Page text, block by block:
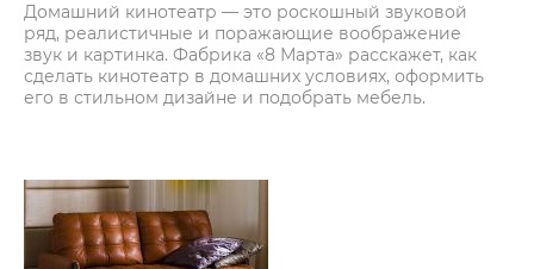
Домашний кинотеатр — это роскошный звуковой
ряд, реалистичные и поражающие воображение
звук и картинка. Фабрика «8 Марта» расскажет, как
сделать кинотеатр в домашних условиях, оформить
его в стильном дизайне и подобрать мебель.